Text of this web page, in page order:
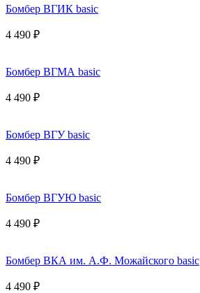
Бомбер ВГИК basic
4 490 ₽
Бомбер ВГМА basic
4 490 ₽
Бомбер ВГУ basic
4 490 ₽
Бомбер ВГУЮ basic
4 490 ₽
Бомбер ВКА им. А.Ф. Можайского basic
4 490 ₽